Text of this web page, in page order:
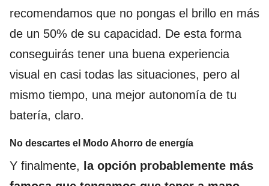
recomendamos que no pongas el brillo en más
de un 50% de su capacidad. De esta forma
conseguirás tener una buena experiencia
visual en casi todas las situaciones, pero al
mismo tiempo, una mejor autonomía de tu
batería, claro.
No descartes el Modo Ahorro de energía
Y finalmente, la opción probablemente más